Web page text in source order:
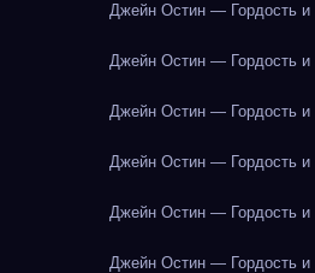
Джейн Остин — Гордость и
Джейн Остин — Гордость и
Джейн Остин — Гордость и
Джейн Остин — Гордость и
Джейн Остин — Гордость и
Джейн Остин — Гордость и